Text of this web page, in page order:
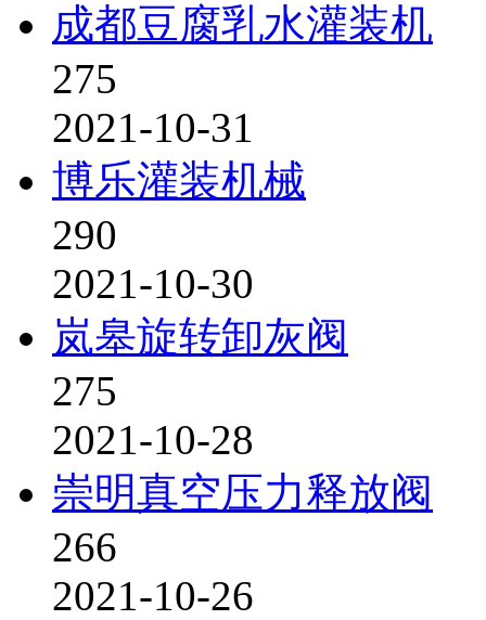
成都豆腐乳水灌装机
275
2021-10-31
博乐灌装机械
290
2021-10-30
岚皋旋转卸灰阀
275
2021-10-28
崇明真空压力释放阀
266
2021-10-26